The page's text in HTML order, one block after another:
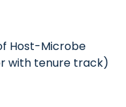
Host-Microbe
with tenure track)